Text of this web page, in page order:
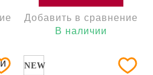
Добавить в сравнение
В наличии
NEW